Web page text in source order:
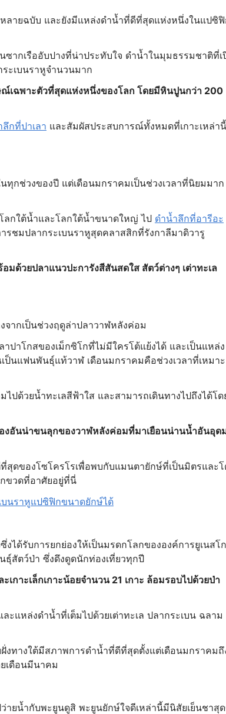
ลายฉบับ และยังมีแหล่งดำน้ำที่ดีที่สุดแห่งหนึ่งในแปซิ
ากเรืออับปางที่น่าประทับใจ ดำน้ำในมุมธรรมชาติที่เ
ะเบนราหูจำนวนมาก
ณ์เฉพาะตัวที่สุดแห่งหนึ่งของโลก โดยมีหินปูนกว่า 200
ลึกที่ปาเลา และสัมผัสประสบการณ์ทั้งหมดที่เกาะเหล่า
กช่วงของปี แต่เดือนมกราคมเป็นช่วงเวลาที่นิยมมาก
ลกใต้น้ำและโลกใต้น้ำขนาดใหญ่ ไป ดำน้ำลึกที่อารีอะ
ชมปลากระเบนราหูสุดคลาสสิกที่รังกาลีมาดิวารู
ด้วยปลาแนวปะการังสีสันสดใส สัตว์ต่างๆ เต่าทะเล
จากเป็นช่วงฤดูล่าปลาวาฬหลังค่อม
าปาโกสของเม็กซิโกที่ไม่มีใครโต้แย้งได้ และเป็นแหล่ง
นแฟนพันธุ์แท้วาฬ เดือนมกราคมคือช่วงเวลาที่เหมาะ
ปด้วยน้ำทะเลสีฟ้าใส และสามารถเดินทางไปถึงได้โด
งอันน่าขนลุกของวาฬหลังค่อมที่มาเยือนน่านน้ำอันอุด
ดของโซโครโรเพื่อพบกับแมนตายักษ์ที่เป็นมิตรและโ
ขวดที่อาศัยอยู่ที่นี่
นราหูแปซิฟิกขนาดยักษ์ได้
งได้รับการยกย่องให้เป็นมรดกโลกขององค์การยูเนสโก
ธุ์สัตว์ป่า ซึ่งดึงดูดนักท่องเที่ยวทุกปี
กาะเล็กเกาะน้อยจำนวน 21 เกาะ ล้อมรอบไปด้วยป่า
ะแหล่งดำน้ำที่เต็มไปด้วยเต่าทะเล ปลากระเบน ฉลาม
งทางใต้มีสภาพการดำน้ำที่ดีที่สุดตั้งแต่เดือนมกราคมถึ
เดือนมีนาคม
ายน้ำกับพะยูนดูสิ พะยูนยักษ์ใจดีเหล่านี้มีนิสัยเย็นชาสุ